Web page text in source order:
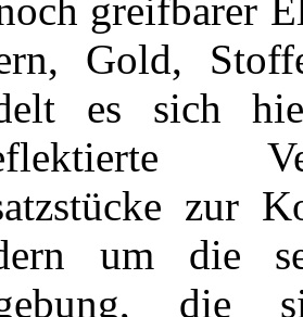
greifbarer
Gold,
es sich
zur
um die
die